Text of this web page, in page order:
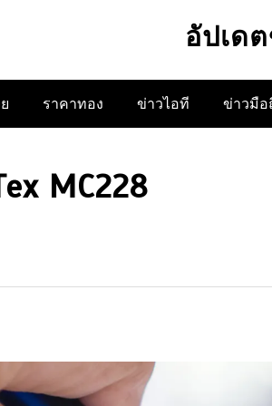
อัปเด
ราคาทอง ข่าวไอที ข่าวมือ
MC228